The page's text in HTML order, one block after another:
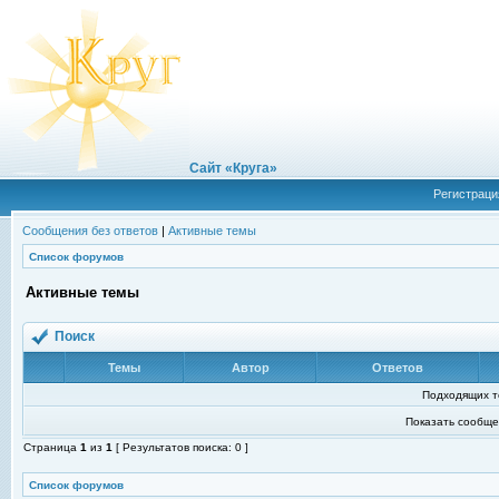
Сайт «Круга»
Сообщения без ответов | Активные темы
Список форумов
Активные темы
Поиск
Темы Автор Ответов
Подходящих
Показать
Страница 1 из 1 [ Результатов поиска: 0 ]
Список форумов